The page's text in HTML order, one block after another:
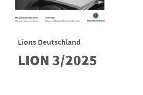
Lions Deutschland
LION 3/2025